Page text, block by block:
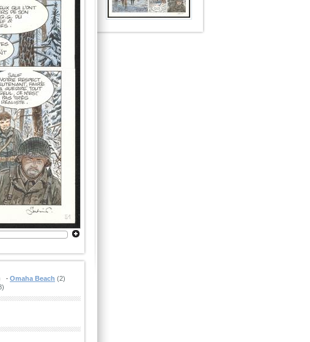
Omaha Beach (2)